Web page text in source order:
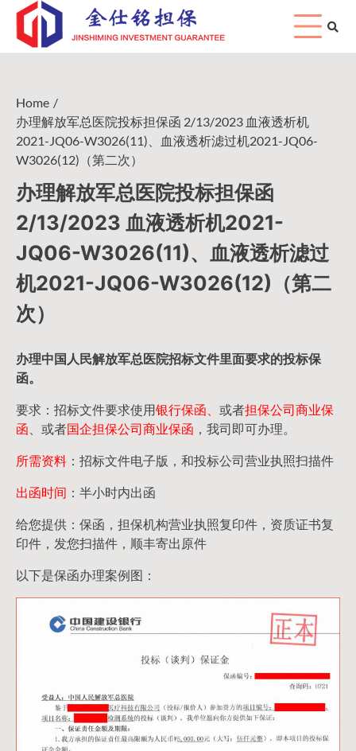
Skip
content
Home
办理解放军总医院投标担保函 2/13/2023 血液透析机
2021-JQ06-W3026(11)、血液透析滤过机2021-JQ06-
W3026(12)（第二次）
办理解放军总医院投标担保函
2/13/2023 血液透析机2021-
JQ06-W3026(11)、血液透析滤过
机2021-JQ06-W3026(12)（第二
次）
办理中国人民解放军总医院招标文件里面要求的投标保
函。
要求：招标文件要求使用银行保函、 或者担保公司商业保
函 、或者国企担保公司商业保函 ，我司即可办理。
所需资料 ：招标文件电子版，和投标公司营业执照扫描件
出函时间 ：半小时内出函
给您提供：保函，担保机构营业执照复印件，资质证书复
印件，发您扫描件，顺丰寄出原件
以下是保函办理案例图：